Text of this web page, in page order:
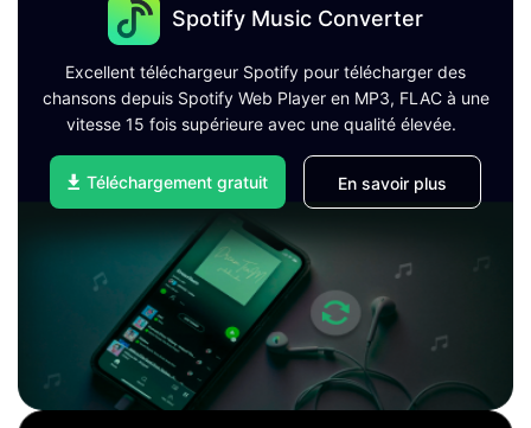
Spotify Music Converter
Excellent téléchargeur Spotify pour télécharger des
chansons depuis Spotify Web Player en MP3, FLAC à une
vitesse 15 fois supérieure avec une qualité élevée.
Téléchargement gratuit En savoir plus